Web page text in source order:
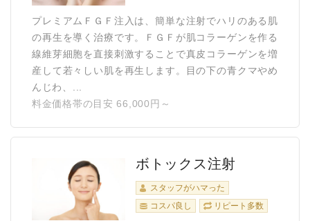
プレミアムＦＧＦ注入は、簡単な注射でハリのある肌
の再生を導く治療です。ＦＧＦが肌コラーゲンを作る
線維芽細胞を直接刺激することで真皮コラーゲンを増
産して若々しい肌を再生します。目の下の青クマやめ
んじわ、...
料金価格帯の目安 66,000円～
ボトックス注射
スタッフがハマった
コスパ良し
リピート多数